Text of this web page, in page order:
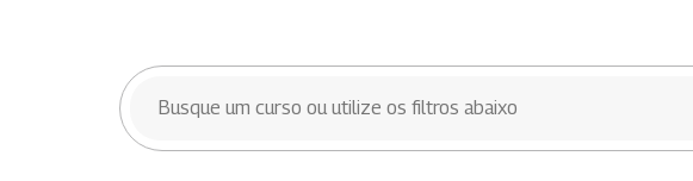
BUSCAR CURSOS